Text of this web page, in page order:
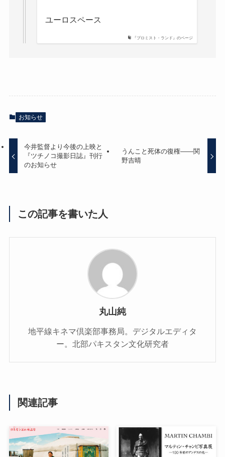
『プロミスト・ランド』のページ
ユーロスペース
お知らせ
今井監督より今後の上映と
『ツチノコ撮影日誌』刊行
のお知らせ
うんこと死体の復権——関
野吉晴
この記事を書いた人
丸山純
地平線キネマ倶楽部事務局。デジタルエディタ
ー。北部パキスタン文化研究者
関連記事